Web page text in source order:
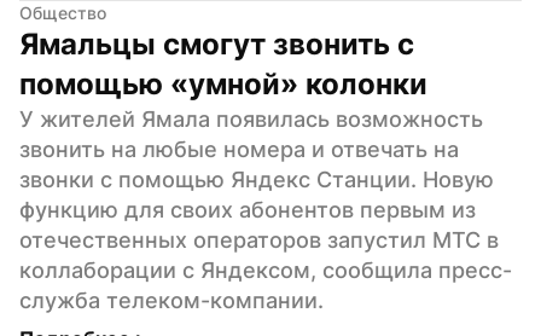
Общество
Ямальцы смогут звонить с
помощью «умной» колонки
У жителей Ямала появилась возможность
звонить на любые номера и отвечать на
звонки с помощью Яндекс Станции. Новую
функцию для своих абонентов первым из
отечественных операторов запустил МТС в
коллаборации с Яндексом, сообщила пресс-
служба телеком-компании.